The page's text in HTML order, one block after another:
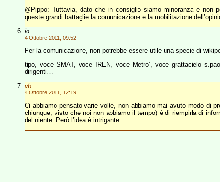
@Pippo: Tuttavia, dato che in consiglio siamo minoranza e non
queste grandi battaglie la comunicazione e la mobilitazione
io:
4 Ottobre 2011, 09:52
Per la comunicazione, non potrebbe essere utile una specie di
tipo, voce SMAT, voce IREN, voce Metro’, voce grattacielo
dirigenti…
vb:
4 Ottobre 2011, 12:19
Ci abbiamo pensato varie volte, non abbiamo mai avuto modo di
chiunque, visto che noi non abbiamo il tempo) è di riempirla di
del niente. Però l’idea è intrigante.